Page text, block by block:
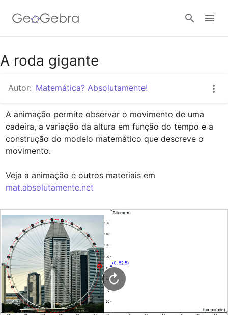
Google Classroom
GeoGebra Classroom
Entrar
A roda gigante
Autor: Matemática? Absolutamente!
A animação permite observar o movimento de uma
cadeira, a variação da altura em função do tempo e a
construção do modelo matemático que descreve o
movimento.
mat.absolutamente.net